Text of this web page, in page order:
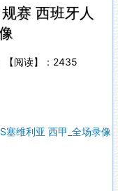
赛 西班牙人
阅读】： 2435
维利亚 西甲_全场录像